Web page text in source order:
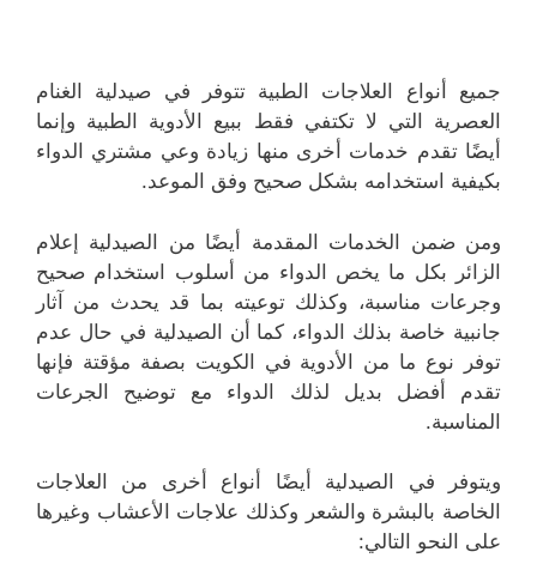
جميع أنواع العلاجات الطبية تتوفر في صيدلية الغنام
العصرية التي لا تكتفي فقط ببيع الأدوية الطبية وإنما
أيضًا تقدم خدمات أخرى منها زيادة وعي مشتري الدواء
بكيفية استخدامه بشكل صحيح وفق الموعد.
ومن ضمن الخدمات المقدمة أيضًا من الصيدلية إعلام
الزائر بكل ما يخص الدواء من أسلوب استخدام صحيح
وجرعات مناسبة، وكذلك توعيته بما قد يحدث من آثار
جانبية خاصة بذلك الدواء، كما أن الصيدلية في حال عدم
توفر نوع ما من الأدوية في الكويت بصفة مؤقتة فإنها
تقدم أفضل بديل لذلك الدواء مع توضيح الجرعات
المناسبة.
ويتوفر في الصيدلية أيضًا أنواع أخرى من العلاجات
الخاصة بالبشرة والشعر وكذلك علاجات الأعشاب وغيرها
على النحو التالي: